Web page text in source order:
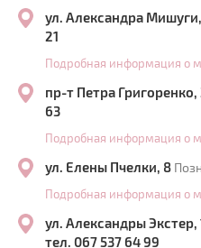
ул. Александра
21
Подробная информация о
пр-т Петра Григоренко,
63
Подробная информация о
ул. Елены Пчелки, 8
Подробная информация о
ул. Александры Экстер,
тел. 067 537 64 99